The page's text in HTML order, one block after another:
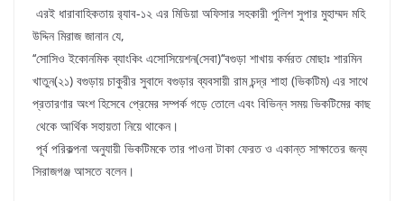
এরই ধারাবাহিকতায় র‌্যাব-১২ এর মিডিয়া অফিসার সহকারী পুলিশ সুপার মুহাম্মদ মহি
উদ্দিন মিরাজ জানান যে,
‘‘সোসিও ইকোনমিক ব্যাংকিং এসোসিয়েশন(সেবা)‘‘বগুড়া শাখায় কর্মরত মোছাঃ শারমিন
খাতুন(২১) বগুড়ায় চাকুরীর সুবাদে বগুড়ার ব্যবসায়ী রাম চন্দ্র শাহা (ভিকটিম) এর সাথে
প্রতারণার অংশ হিসেবে প্রেমের সম্পর্ক গড়ে তোলে এবং বিভিন্ন সময় ভিকটিমের কাছ
থেকে আর্থিক সহায়তা নিয়ে থাকেন।
পূর্ব পরিকল্পনা অনুযায়ী ভিকটিমকে তার পাওনা টাকা ফেরত ও একান্ত সাক্ষাতের জন্য
সিরাজগঞ্জ আসতে বলেন।